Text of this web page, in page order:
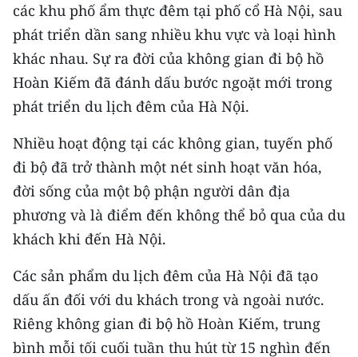
MEDIA CENTER
E-Magazine
Video
Media Kinh tế
Media Văn hóa
Media Xã hội
Media Pháp luật
Media Du lịch
Media Thế giới
các khu phố ẩm thực đêm tại phố cổ Hà Nội, sau
phát triển dần sang nhiều khu vực và loại hình
khác nhau. Sự ra đời của không gian đi bộ hồ
Hoàn Kiếm đã đánh dấu bước ngoặt mới trong
phát triển du lịch đêm của Hà Nội.
Nhiều hoạt động tại các không gian, tuyến phố
đi bộ đã trở thành một nét sinh hoạt văn hóa,
đời sống của một bộ phận người dân địa
phương và là điểm đến không thể bỏ qua của du
khách khi đến Hà Nội.
Các sản phẩm du lịch đêm của Hà Nội đã tạo
dấu ấn đối với du khách trong và ngoài nước.
Riêng không gian đi bộ hồ Hoàn Kiếm, trung
bình mỗi tối cuối tuần thu hút từ 15 nghìn đến